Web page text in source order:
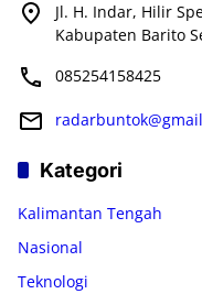
Jl. H. Indar, Hilir
Kabupaten Barito
085254158425
Kategori
Kalimantan Tengah
Nasional
Teknologi